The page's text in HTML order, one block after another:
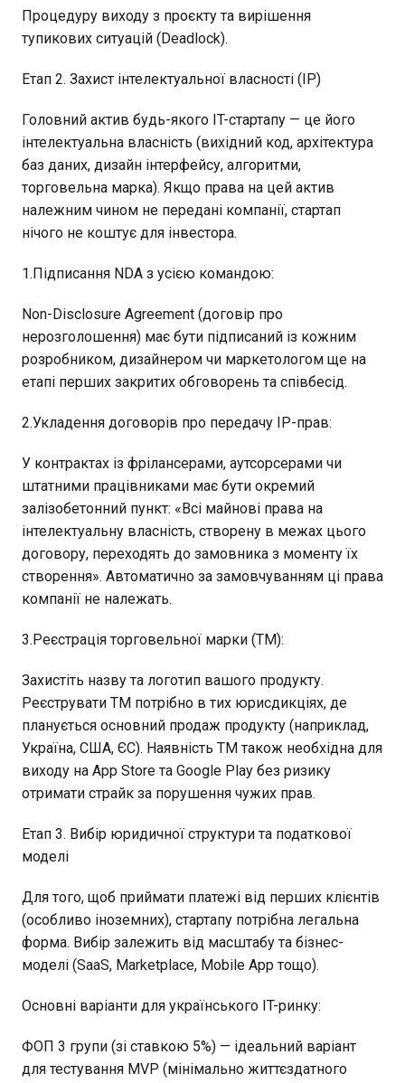
Процедуру виходу з проєкту та вирішення
тупикових ситуацій (Deadlock).
Етап 2. Захист інтелектуальної власності (IP)
Головний актив будь-якого IT-стартапу — це його
інтелектуальна власність (вихідний код, архітектура
баз даних, дизайн інтерфейсу, алгоритми,
торговельна марка). Якщо права на цей актив
належним чином не передані компанії, стартап
нічого не коштує для інвестора.
1.Підписання NDA з усією командою:
Non-Disclosure Agreement (договір про
нерозголошення) має бути підписаний із кожним
розробником, дизайнером чи маркетологом ще на
етапі перших закритих обговорень та співбесід.
2.Укладення договорів про передачу IP-прав:
У контрактах із фрілансерами, аутсорсерами чи
штатними працівниками має бути окремий
залізобетонний пункт: «Всі майнові права на
інтелектуальну власність, створену в межах цього
договору, переходять до замовника з моменту їх
створення». Автоматично за замовчуванням ці права
компанії не належать.
3.Реєстрація торговельної марки (ТМ):
Захистіть назву та логотип вашого продукту.
Реєструвати ТМ потрібно в тих юрисдикціях, де
планується основний продаж продукту (наприклад,
Україна, США, ЄС). Наявність ТМ також необхідна для
виходу на App Store та Google Play без ризику
отримати страйк за порушення чужих прав.
Етап 3. Вибір юридичної структури та податкової
моделі
Для того, щоб приймати платежі від перших клієнтів
(особливо іноземних), стартапу потрібна легальна
форма. Вибір залежить від масштабу та бізнес-
моделі (SaaS, Marketplace, Mobile App тощо).
Основні варіанти для українського IT-ринку:
ФОП 3 групи (зі ставкою 5%) — ідеальний варіант
для тестування MVP (мінімально життєздатного